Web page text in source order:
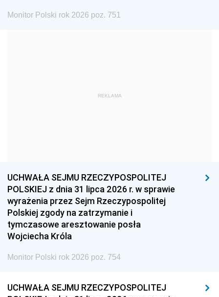
1968
1954 1953 1952
1951 1950 1949
1948 1947
1939
Monitor Polski rok 2026 poz. 751
REKLAMA
UCHWAŁA SEJMU RZECZYPOSPOLITEJ
POLSKIEJ z dnia 31 lipca 2026 r. w sprawie
wyrażenia przez Sejm Rzeczypospolitej
Polskiej zgody na zatrzymanie i
tymczasowe aresztowanie posła
Wojciecha Króla
Monitor Polski rok 2026 poz. 754
UCHWAŁA SEJMU RZECZYPOSPOLITEJ